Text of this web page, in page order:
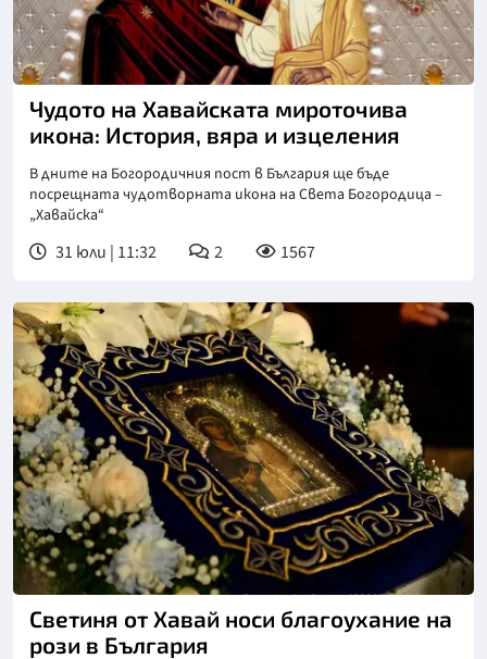
Снимка: БТА
Чудото на Хавайската мироточива
икона: История, вяра и изцеления
В дните на Богородичния пост в България ще бъде
посрещната чудотворната икона на Света Богородица –
„Хавайска“
31 юли | 11:32 2 1567
Снимка: БПЦ
Светиня от Хавай носи благоухание на
рози в България